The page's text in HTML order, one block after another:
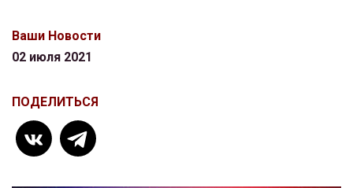
Ваши Новости
02 июля 2021
ПОДЕЛИТЬСЯ